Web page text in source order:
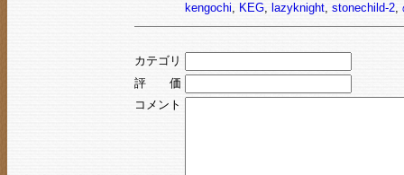
kengochi, KEG, lazyknight, stonechild-2,
カテゴリ
評 価
コメント